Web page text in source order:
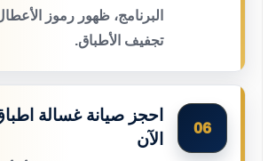
البرنامج، ظهور رموز
تجفيف الأطباق.
06
احجز صيانة غسالة
الآن